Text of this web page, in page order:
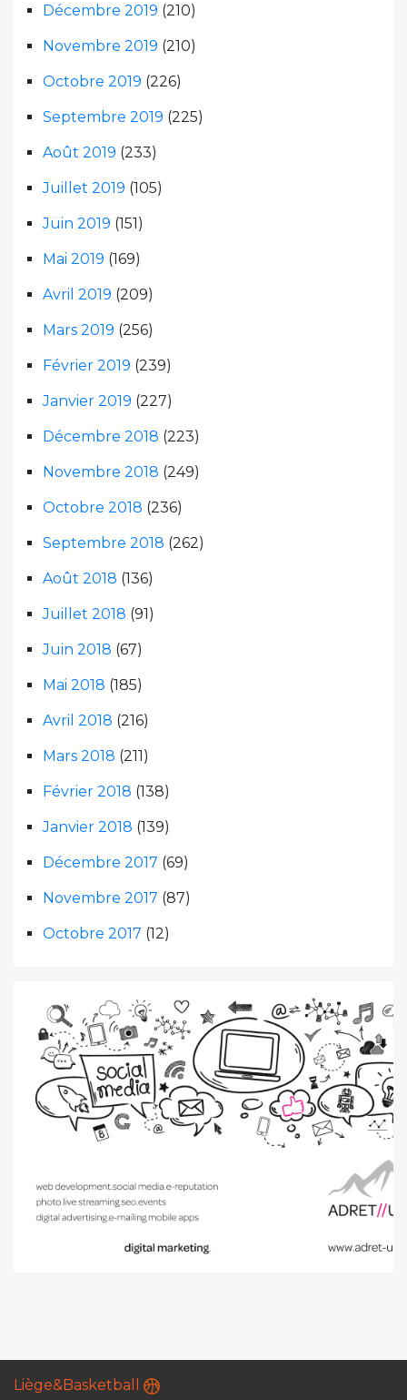
Décembre 2019 (210)
Novembre 2019 (210)
Octobre 2019 (226)
Septembre 2019 (225)
Août 2019 (233)
Juillet 2019 (105)
Juin 2019 (151)
Mai 2019 (169)
Avril 2019 (209)
Mars 2019 (256)
Février 2019 (239)
Janvier 2019 (227)
Décembre 2018 (223)
Novembre 2018 (249)
Octobre 2018 (236)
Septembre 2018 (262)
Août 2018 (136)
Juillet 2018 (91)
Juin 2018 (67)
Mai 2018 (185)
Avril 2018 (216)
Mars 2018 (211)
Février 2018 (138)
Janvier 2018 (139)
Décembre 2017 (69)
Novembre 2017 (87)
Octobre 2017 (12)
Liège&Basketball